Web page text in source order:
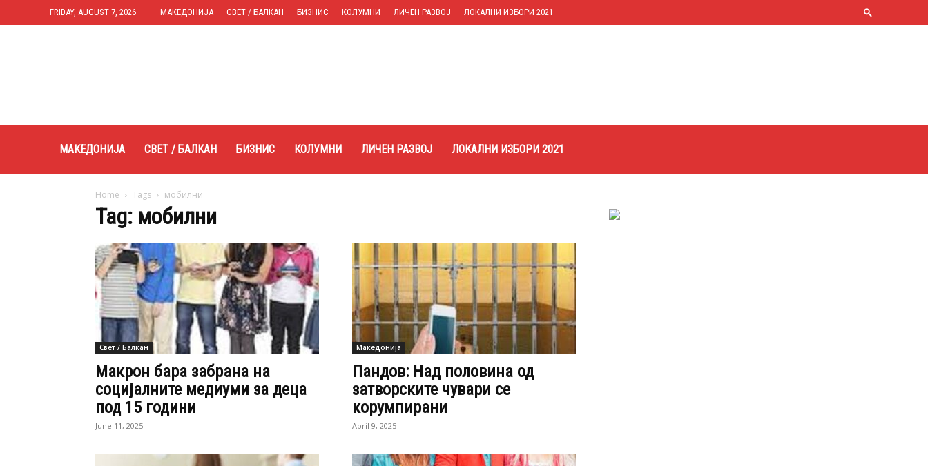
FRIDAY, AUGUST 7, 2026 МАКЕДОНИЈА СВЕТ / БАЛКАН БИЗНИС КОЛУМНИ ЛИЧЕН РАЗВОЈ ЛОКАЛНИ ИЗБОРИ 2021
МАКЕДОНИЈА СВЕТ / БАЛКАН БИЗНИС КОЛУМНИ ЛИЧЕН РАЗВОЈ ЛОКАЛНИ ИЗБОРИ 2021
Home Tags мобилни
Tag: мобилни
Свет / Балкан
Макрон бара забрана на
социјалните медиуми за деца
под 15 години
June 11, 2025
Македонија
Пандов: Над половина од
затворските чувари се
корумпирани
April 9, 2025